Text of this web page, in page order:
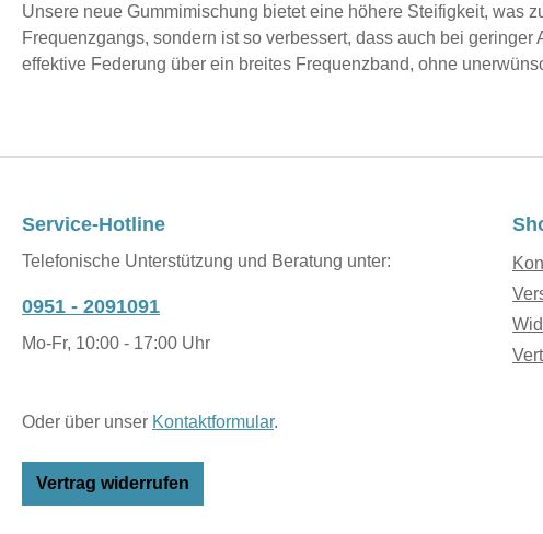
Unsere neue Gummimischung bietet eine höhere Steifigkeit, was
Frequenzgangs, sondern ist so verbessert, dass auch bei
effektive Federung über ein breites Frequenzband, ohne
Service-Hotline
Telefonische Unterstützung und Beratung unter:
0951 - 2091091
Mo-Fr, 10:00 - 17:00 Uhr
Oder über unser Kontaktformular.
Vertrag widerrufen